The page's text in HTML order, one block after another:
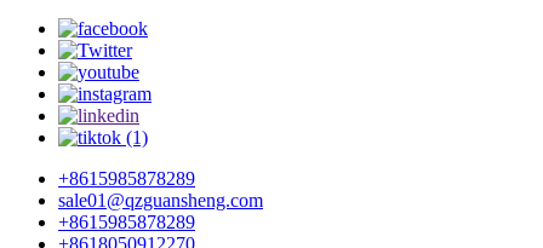
+8615985878289
sale01@qzguansheng.com
+8615985878289